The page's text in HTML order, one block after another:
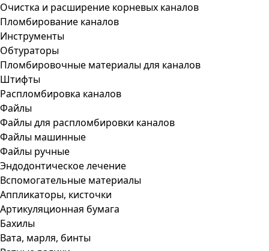
Очистка и расширение корневых каналов
Пломбирование каналов
Инструменты
Обтураторы
Пломбировочные материалы для каналов
Штифты
Распломбировка каналов
Файлы
Файлы для распломбировки каналов
Файлы машинные
Файлы ручные
Эндодонтическое лечение
Вспомогательные материалы
Аппликаторы, кисточки
Артикуляционная бумага
Бахилы
Вата, марля, бинты